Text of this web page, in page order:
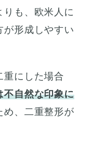
も、欧米人に
が形成しやすい
重にした場合
不自然な印象に
め、二重整形が